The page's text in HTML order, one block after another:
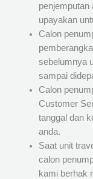
penjemputan
upayakan
Calon
sebelumnya
sampai
Calon
Customer
tanggal dan
anda.
Saat unit
calon
kami berhak